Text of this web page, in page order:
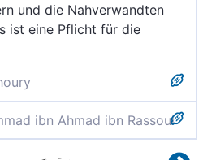
und die Nahverwandten
ist eine Pflicht für die
wenn einer von euch im
hinterläßt, eine
Eltern und der Angehörigen
ibn Ahmad ibn Rassoul
daß, wenn sich bei einem